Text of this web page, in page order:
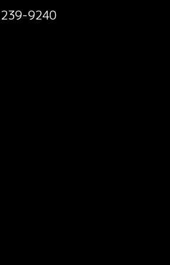
9240